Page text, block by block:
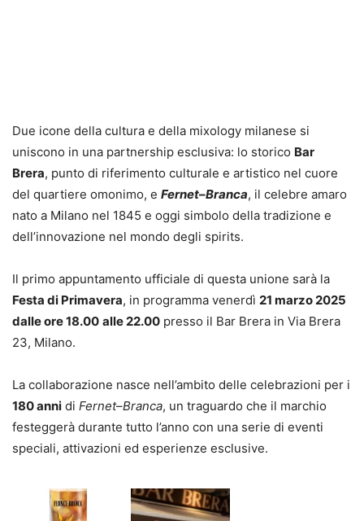
Due icone della cultura e della mixology milanese si
uniscono in una partnership esclusiva: lo storico Bar
Brera, punto di riferimento culturale e artistico nel cuore
del quartiere omonimo, e Fernet–Branca, il celebre amaro
nato a Milano nel 1845 e oggi simbolo della tradizione e
dell’innovazione nel mondo degli spirits.
Il primo appuntamento ufficiale di questa unione sarà la
Festa di Primavera, in programma venerdì 21 marzo 2025
dalle ore 18.00 alle 22.00 presso il Bar Brera in Via Brera
23, Milano.
La collaborazione nasce nell’ambito delle celebrazioni per i
180 anni di Fernet–Branca, un traguardo che il marchio
festeggerà durante tutto l’anno con una serie di eventi
speciali, attivazioni ed esperienze esclusive.